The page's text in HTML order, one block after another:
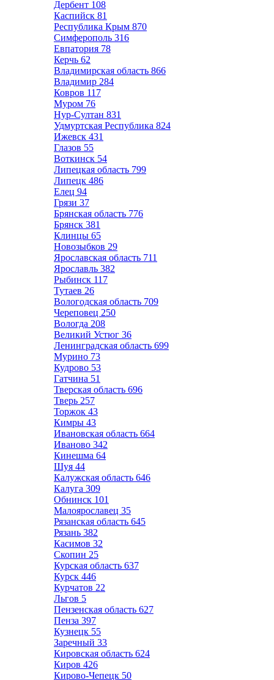
Дербент 108
Каспийск 81
Республика Крым 870
Симферополь 316
Евпатория 78
Керчь 62
Владимирская область 866
Владимир 284
Ковров 117
Муром 76
Нур-Султан 831
Удмуртская Республика 824
Ижевск 431
Глазов 55
Воткинск 54
Липецкая область 799
Липецк 486
Елец 94
Грязи 37
Брянская область 776
Брянск 381
Клинцы 65
Новозыбков 29
Ярославская область 711
Ярославль 382
Рыбинск 117
Тутаев 26
Вологодская область 709
Череповец 250
Вологда 208
Великий Устюг 36
Ленинградская область 699
Мурино 73
Кудрово 53
Гатчина 51
Тверская область 696
Тверь 257
Торжок 43
Кимры 43
Ивановская область 664
Иваново 342
Кинешма 64
Шуя 44
Калужская область 646
Калуга 309
Обнинск 101
Малоярославец 35
Рязанская область 645
Рязань 382
Касимов 32
Скопин 25
Курская область 637
Курск 446
Курчатов 22
Льгов 5
Пензенская область 627
Пенза 397
Кузнецк 55
Заречный 33
Кировская область 624
Киров 426
Кирово-Чепецк 50